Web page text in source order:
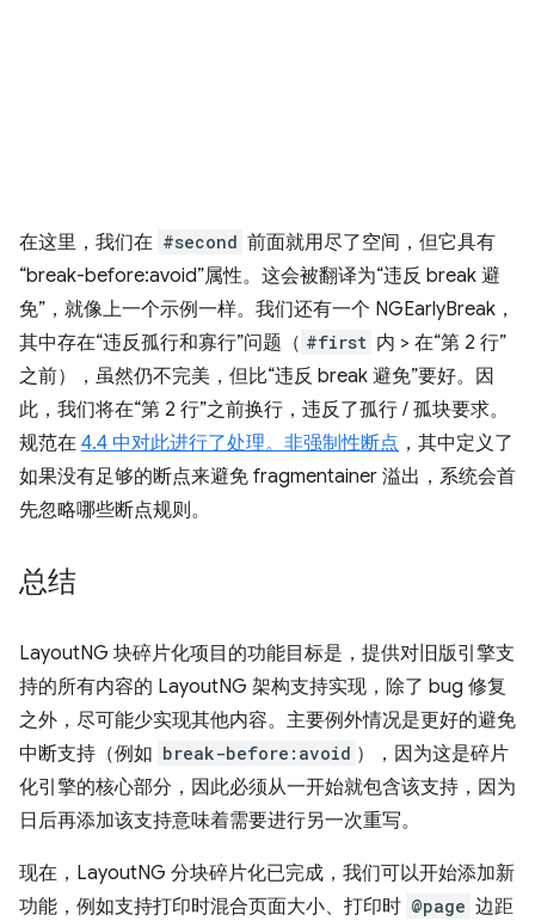
在这里，我们在 #second 前面就用尽了空间，但它具有
“break-before:avoid”属性。这会被翻译为“违反 break 避
免”，就像上一个示例一样。我们还有一个 NGEarlyBreak，
其中存在“违反孤行和寡行”问题（ #first 内 > 在“第 2 行”
之前），虽然仍不完美，但比“违反 break 避免”要好。因
此，我们将在“第 2 行”之前换行，违反了孤行 / 孤块要求。
规范在 4.4 中对此进行了处理。非强制性断点 ，其中定义了
如果没有足够的断点来避免 fragmentainer 溢出，系统会首
先忽略哪些断点规则。
总结
LayoutNG 块碎片化项目的功能目标是，提供对旧版引擎支
持的所有内容的 LayoutNG 架构支持实现，除了 bug 修复
之外，尽可能少实现其他内容。主要例外情况是更好的避免
中断支持（例如 break-before:avoid ），因为这是碎片
化引擎的核心部分，因此必须从一开始就包含该支持，因为
日后再添加该支持意味着需要进行另一次重写。
现在，LayoutNG 分块碎片化已完成，我们可以开始添加新
功能，例如支持打印时混合页面大小、打印时 @page 边距